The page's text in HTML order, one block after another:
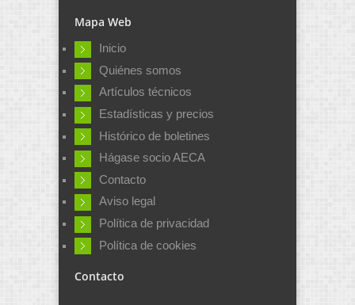
Mapa Web
Inicio
Quiénes somos
Artículos técnicos
Estadísticas y precios
Histórico de boletines
Hágase socio AECA
Contacto
Aviso legal
Política de privacidad
Política de cookies
Contacto